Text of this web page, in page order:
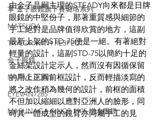
掌 金子眼鏡旗下賽璐珞系列
MATSUDA
TAYLOR WITH RESPECT
金子眼鏡
NATIVE SONS
EYEVAN7285
MASUNAGA SINCE 1905 增永眼鏡
由金子晶嗣主理的STEADY向來都是日牌
眼鏡的中堅份子，那著重質感與細節的
手工絕對是品牌值得欣賞的地方，這副
最新上架的STD-75便是一絕。有著絕對
輕量的設計，這副STD-75以簡約十足的
金絲架設計定示人，然而沒有因循保留
的用上正圓前框設計，反而輕描淡寫的
將之改作稍為幾何的設計，前框的面積
不但加以縮細以應對亞洲人的臉形，同
時其一體成型的鏡臂亦同屬手工的見